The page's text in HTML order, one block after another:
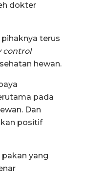
dokter
terus
control
hewan.
pada
Dan
positif
yang